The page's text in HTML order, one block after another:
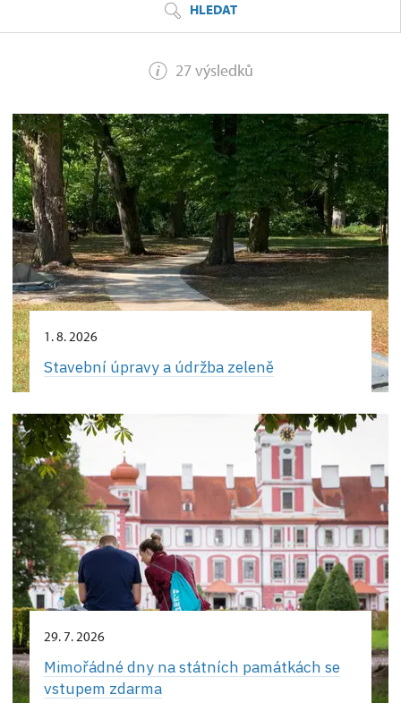
HLEDAT
27 výsledků
1. 8. 2026
Stavební úpravy a údržba zeleně
29. 7. 2026
Mimořádné dny na státních památkách se
vstupem zdarma